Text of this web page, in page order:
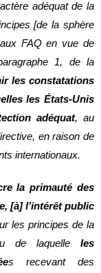
adéquat de la
[de la sphère
FAQ en vue de
1, de la
les constatations
les États-Unis
adéquat, au
en raison de
internationaux.
la primauté des
[à] l’intérêt public
les principes de la
de laquelle les
s recevant des